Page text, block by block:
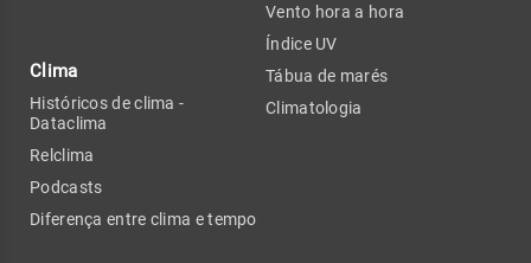
Clima
Históricos de clima -
Dataclima
Relclima
Podcasts
Diferença entre clima e tempo
Vento hora a hora
Índice UV
Tábua de marés
Climatologia